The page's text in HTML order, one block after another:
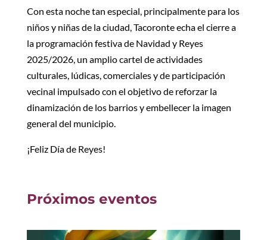
Con esta noche tan especial, principalmente para los
niños y niñas de la ciudad, Tacoronte echa el cierre a
la programación festiva de Navidad y Reyes
2025/2026, un amplio cartel de actividades
culturales, lúdicas, comerciales y de participación
vecinal impulsado con el objetivo de reforzar la
dinamización de los barrios y embellecer la imagen
general del municipio.
¡Feliz Día de Reyes!
Próximos eventos